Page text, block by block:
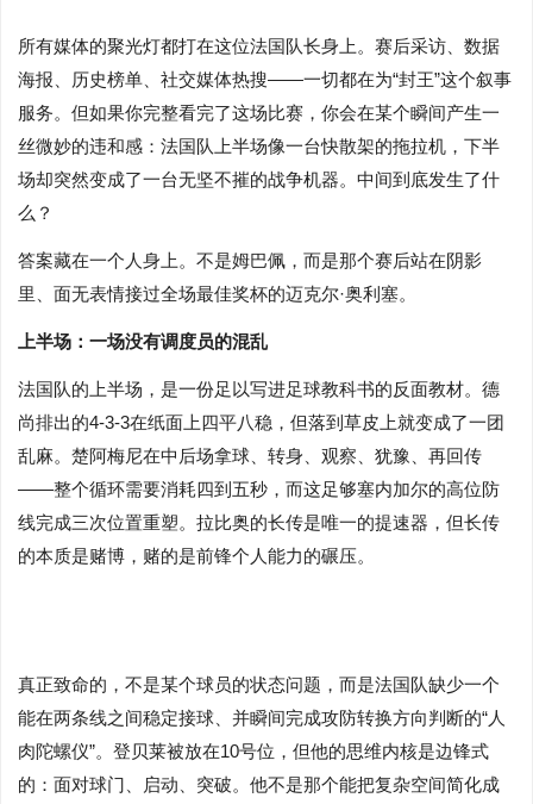
所有媒体的聚光灯都打在这位法国队长身上。赛后采访、数据
海报、历史榜单、社交媒体热搜——一切都在为“封王”这个叙事
服务。但如果你完整看完了这场比赛，你会在某个瞬间产生一
丝微妙的违和感：法国队上半场像一台快散架的拖拉机，下半
场却突然变成了一台无坚不摧的战争机器。中间到底发生了什
么？
答案藏在一个人身上。不是姆巴佩，而是那个赛后站在阴影
里、面无表情接过全场最佳奖杯的迈克尔·奥利塞。
上半场：一场没有调度员的混乱
法国队的上半场，是一份足以写进足球教科书的反面教材。德
尚排出的4-3-3在纸面上四平八稳，但落到草皮上就变成了一团
乱麻。楚阿梅尼在中后场拿球、转身、观察、犹豫、再回传
——整个循环需要消耗四到五秒，而这足够塞内加尔的高位防
线完成三次位置重塑。拉比奥的长传是唯一的提速器，但长传
的本质是赌博，赌的是前锋个人能力的碾压。
真正致命的，不是某个球员的状态问题，而是法国队缺少一个
能在两条线之间稳定接球、并瞬间完成攻防转换方向判断的“人
肉陀螺仪”。登贝莱被放在10号位，但他的思维内核是边锋式
的：面对球门、启动、突破。他不是那个能把复杂空间简化成